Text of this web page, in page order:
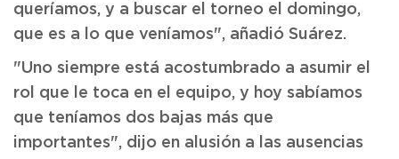
queríamos, y a buscar el torneo el domingo,
que es a lo que veníamos", añadió Suárez.
"Uno siempre está acostumbrado a asumir el
rol que le toca en el equipo, y hoy sabíamos
que teníamos dos bajas más que
importantes", dijo en alusión a las ausencias